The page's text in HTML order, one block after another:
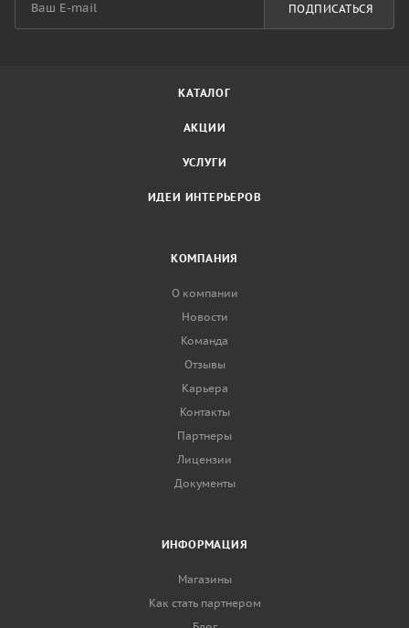
ПОДПИСАТЬСЯ
КАТАЛОГ
АКЦИИ
УСЛУГИ
ИДЕИ ИНТЕРЬЕРОВ
КОМПАНИЯ
О компании
Новости
Команда
Отзывы
Карьера
Контакты
Партнеры
Лицензии
Документы
ИНФОРМАЦИЯ
Магазины
Как стать партнером